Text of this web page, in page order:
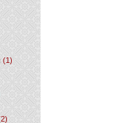
(1)